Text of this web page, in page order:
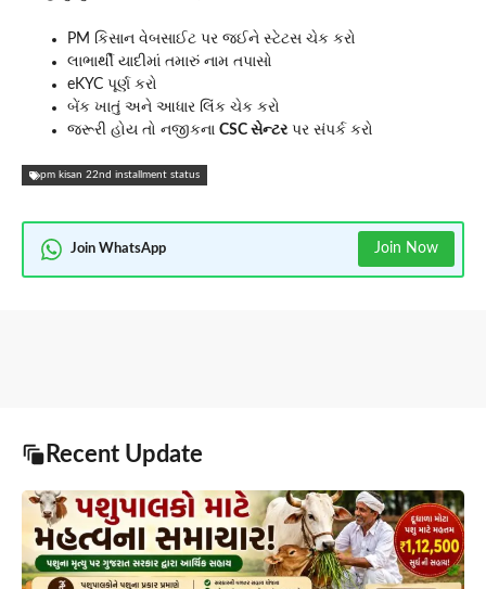
PM કિસાન વેબસાઈટ પર જઈને સ્ટેટસ ચેક કરો
લાભાર્થી યાદીમાં તમારું નામ તપાસો
eKYC પૂર્ણ કરો
બેંક ખાતું અને આધાર લિંક ચેક કરો
જરૂરી હોય તો નજીકના CSC સેન્ટરપર સંપર્ક કરો
pm kisan 22nd installment status
Join WhatsApp Join Now
Recent Update